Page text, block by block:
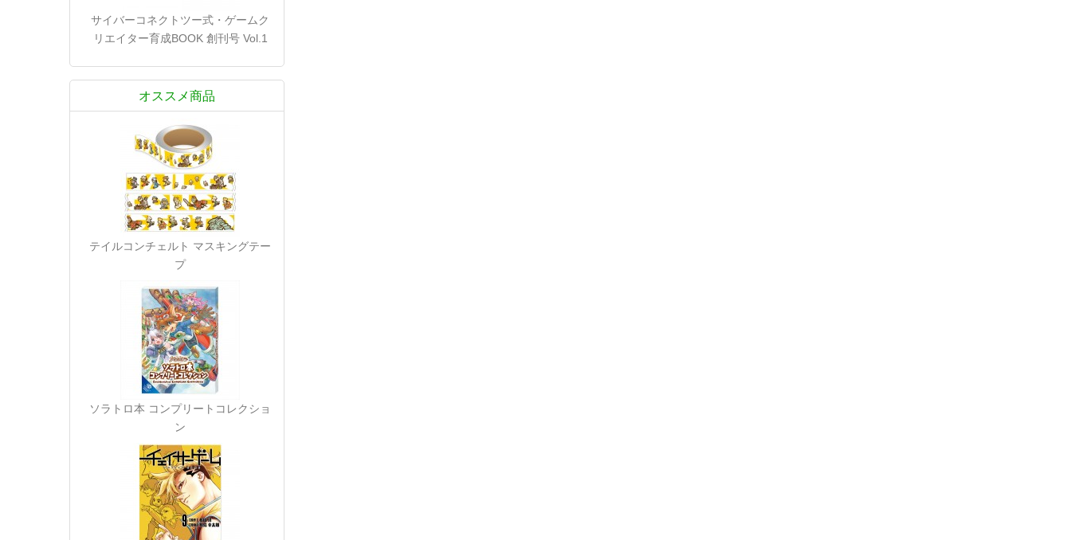
サイバーコネクトツー式・ゲームク
リエイター育成BOOK 創刊号 Vol.1
オススメ商品
テイルコンチェルト マスキングテー
プ
ソラトロ本 コンプリートコレクショ
ン